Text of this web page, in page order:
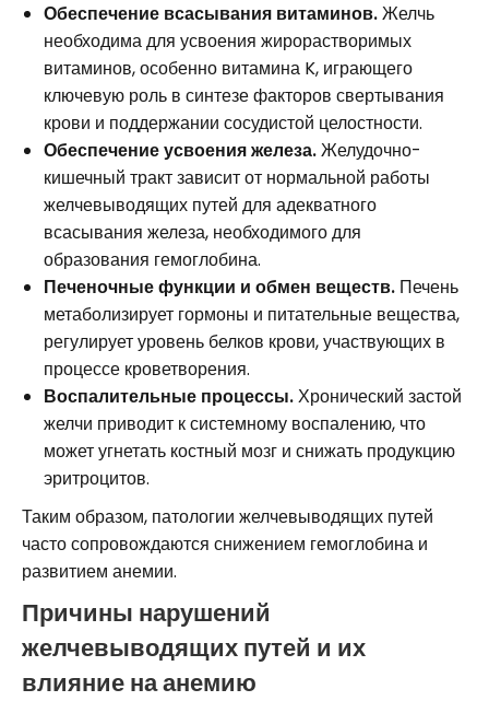
Обеспечение всасывания витаминов.Желчь
необходима для усвоения жирорастворимых
витаминов, особенно витамина K, играющего
ключевую роль в синтезе факторов свертывания
крови и поддержании сосудистой целостности.
Обеспечение усвоения железа.Желудочно-
кишечный тракт зависит от нормальной работы
желчевыводящих путей для адекватного
всасывания железа, необходимого для
образования гемоглобина.
Печеночные функции и обмен веществ. Печень
метаболизирует гормоны и питательные вещества,
регулирует уровень белков крови, участвующих в
процессе кроветворения.
Воспалительные процессы.Хронический застой
желчи приводит к системному воспалению, что
может угнетать костный мозг и снижать продукцию
эритроцитов.
Таким образом, патологии желчевыводящих путей
часто сопровождаются снижением гемоглобина и
развитием анемии.
Причины нарушений
желчевыводящих путей и их
влияние на анемию